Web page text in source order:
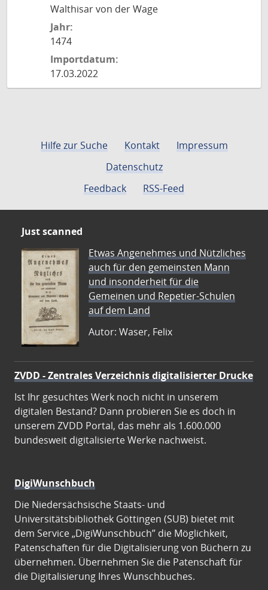
Walthisar von der Wage
Jahr:
1474
Importdatum:
17.03.2022
Hilfe zur Suche Kontakt
Impressum
Datenschutz
Feedback
RSS-Feed
Just scanned
Etwas Angenehmes und Nützliches
auch für den gemeinsten Mann
und insonderheit für die
Gemeinen und Repetier-Schulen
auf dem Land
Autor: Waser, Felix
ZVDD - Zentrales Verzeichnis digitalisierter Drucke
Ist Ihr gesuchtes Werk noch nicht in unserem
digitalen Bestand? Dann probieren Sie es doch in
unserem ZVDD Portal, das mehr als 1.600.000
bundesweit digitalisierte Werke nachweist.
DigiWunschbuch
Die Niedersächsische Staats- und
Universitätsbibliothek Göttingen (SUB) bietet mit
dem Service „DigiWunschbuch” die Möglichkeit,
Patenschaften für die Digitalisierung von Büchern zu
übernehmen. Übernehmen Sie die Patenschaft für
die Digitalisierung Ihres Wunschbuches.